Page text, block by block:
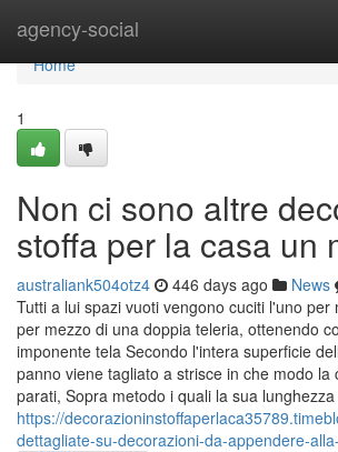
agency-social
Home
Home
1
Non ci sono altre
stoffa per la casa un
australiank504otz4 446 days ago News
Tutti a lui spazi vuoti vengono cuciti l'uno per
per mezzo di una doppia teleria, ottenendo
imponente tela Secondo l'intera superficie
panno viene tagliato a strisce in che modo la
parati, Sopra metodo i quali la sua lunghezza
https://
dettagliate-su-decorazioni-da-appendere-